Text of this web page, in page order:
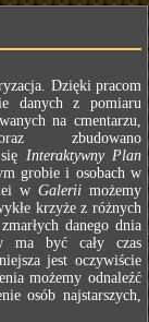
Dzięki pracom
danych z pomiaru
na cmentarzu,
zbudowano
Interaktywny Plan
grobie i osobach w
w Galerii możemy
krzyże z różnych
danego dnia
ma być cały czas
jest oczywiście
możemy odnaleźć
osób najstarszych,